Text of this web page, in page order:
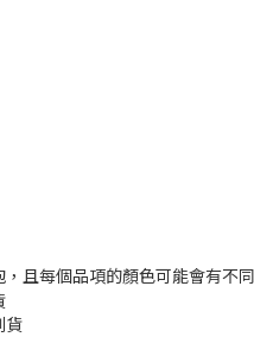
且每個品項的顏色可能會有不
貨